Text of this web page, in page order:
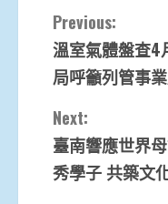
Continue
Reading
Previous:
溫室氣體盤查
局呼籲列管事
Next:
臺南響應世界
秀學子 共築文